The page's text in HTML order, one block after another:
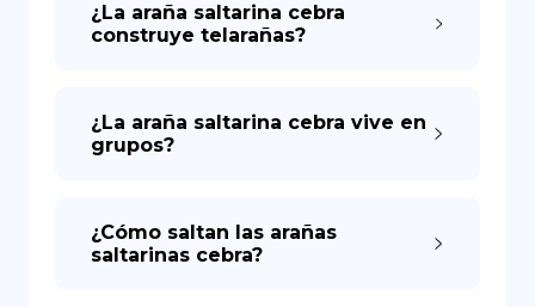
¿La araña saltarina cebra
construye telarañas?
¿La araña saltarina cebra vive en
grupos?
¿Cómo saltan las arañas
saltarinas cebra?